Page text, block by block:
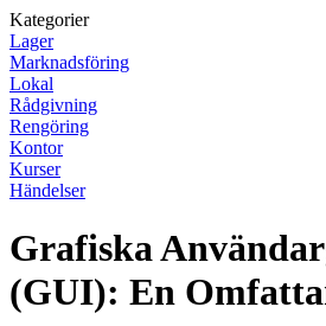
Kategorier
Lager
Marknadsföring
Lokal
Rådgivning
Rengöring
Kontor
Kurser
Händelser
Grafiska
(GUI): En